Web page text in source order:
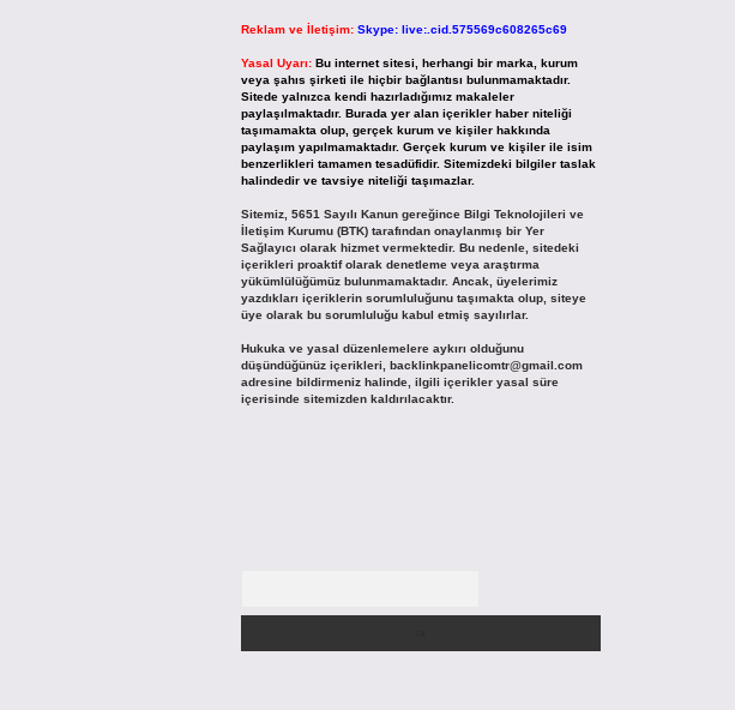
Reklam ve İletişim: Skype: live:.cid.575569c608265c69
Yasal Uyarı: Bu internet sitesi, herhangi bir marka, kurum
veya şahıs şirketi ile hiçbir bağlantısı bulunmamaktadır.
Sitede yalnızca kendi hazırladığımız makaleler
paylaşılmaktadır. Burada yer alan içerikler haber niteliği
taşımamakta olup, gerçek kurum ve kişiler hakkında
paylaşım yapılmamaktadır. Gerçek kurum ve kişiler ile isim
benzerlikleri tamamen tesadüfidir. Sitemizdeki bilgiler taslak
halindedir ve tavsiye niteliği taşımazlar.
Sitemiz, 5651 Sayılı Kanun gereğince Bilgi Teknolojileri ve
İletişim Kurumu (BTK) tarafından onaylanmış bir Yer
Sağlayıcı olarak hizmet vermektedir. Bu nedenle, sitedeki
içerikleri proaktif olarak denetleme veya araştırma
yükümlülüğümüz bulunmamaktadır. Ancak, üyelerimiz
yazdıkları içeriklerin sorumluluğunu taşımakta olup, siteye
üye olarak bu sorumluluğu kabul etmiş sayılırlar.
Hukuka ve yasal düzenlemelere aykırı olduğunu
düşündüğünüz içerikleri, backlinkpanelicomtr@gmail.com
adresine bildirmeniz halinde, ilgili içerikler yasal süre
içerisinde sitemizden kaldırılacaktır.